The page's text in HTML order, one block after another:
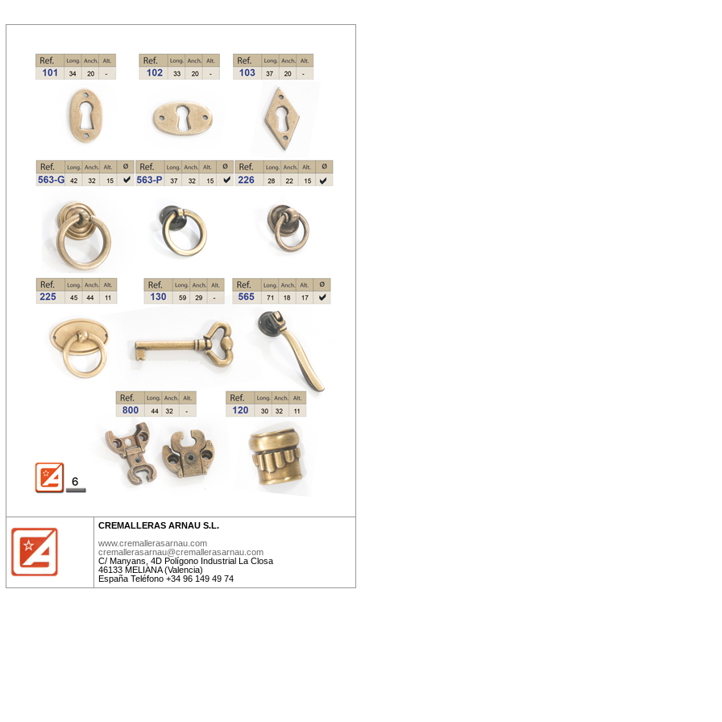
CREMALLERAS ARNAU S.L.
www.cremallerasarnau.com
cremallerasarnau@cremallerasarnau.com
C/ Manyans, 4D Polígono Industrial La Closa
46133 MELIANA (Valencia)
España Teléfono +34 96 149 49 74